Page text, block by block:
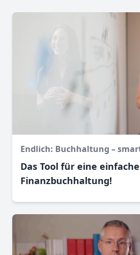
Endlich: Buchhaltung –
Das Tool für eine
Finanz­buchhaltung!